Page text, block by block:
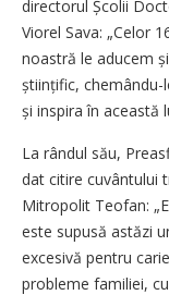
directorul Școlii
Viorel Sava: „Celor
noastră le aducem
științific, chemându-
și inspira în această
La rândul său,
dat citire cuvântului
Mitropolit Teofan:
este supusă astăzi
excesivă pentru
probleme familiei,